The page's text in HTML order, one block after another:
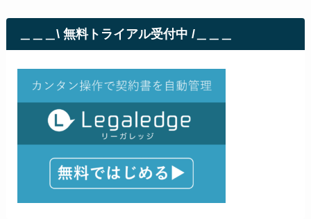
＿＿＿\ 無料トライアル受付中 /＿＿＿